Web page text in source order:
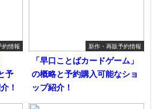
約情報
予
！
新作・再販予約情報
「早口ことばカードゲーム」
の概略と予約購入可能なショ
ップ紹介！